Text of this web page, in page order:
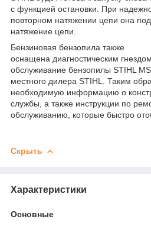
с функцией остановки. При
повторном натяжении цепи она
натяжение цепи.
Бензиновая бензопила также
оснащена диагностическим
обслуживание бензопилы STIHL
местного дилера STIHL. Таким
необходимую информацию о
службы, а также инструкции по
обслуживанию, которые быстро
Скрыть
Характеристики
Основные